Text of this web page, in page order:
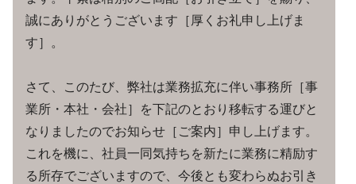
誠にありがとうございます［厚くお礼申し上げま
す］。
さて、このたび、弊社は業務拡充に伴い事務所［事
業所・本社・会社］を下記のとおり移転する運びと
なりましたのでお知らせ［ご案内］申し上げます。
これを機に、社員一同気持ちを新たに業務に精励す
る所存でございますので、今後とも変わらぬお引き